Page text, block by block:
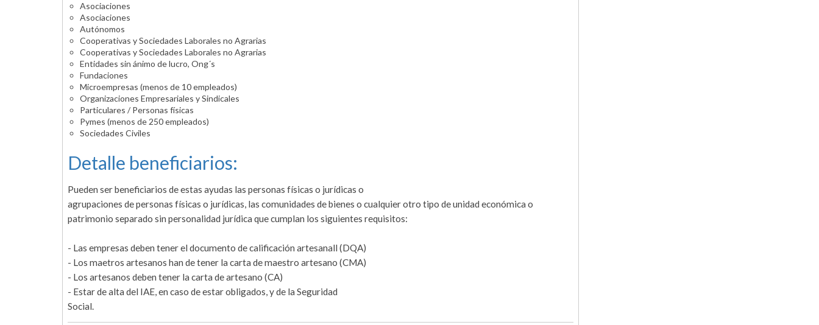
Asociaciones
Asociaciones
Autónomos
Cooperativas y Sociedades Laborales no Agrarias
Cooperativas y Sociedades Laborales no Agrarias
Entidades sin ánimo de lucro, Ong´s
Fundaciones
Microempresas (menos de 10 empleados)
Organizaciones Empresariales y Sindicales
Particulares / Personas físicas
Pymes (menos de 250 empleados)
Sociedades Civiles
Detalle beneficiarios:
Pueden ser beneficiarios de estas ayudas las personas físicas o jurídicas o
agrupaciones de personas físicas o jurídicas, las comunidades de bienes o cualquier otro tipo de unidad económica o
patrimonio separado sin personalidad jurídica que cumplan los siguientes requisitos:
- Las empresas deben tener el documento de calificación artesanall (DQA)
- Los maetros artesanos han de tener la carta de maestro artesano (CMA)
- Los artesanos deben tener la carta de artesano (CA)
- Estar de alta del IAE, en caso de estar obligados, y de la Seguridad
Social.